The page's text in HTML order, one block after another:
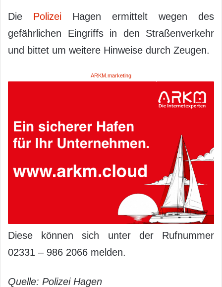
Die Polizei Hagen ermittelt wegen des
gefährlichen Eingriffs in den Straßenverkehr
und bittet um weitere Hinweise durch Zeugen.
ARKM.marketing
Diese können sich unter der Rufnummer
02331 – 986 2066 melden.
Quelle: Polizei Hagen